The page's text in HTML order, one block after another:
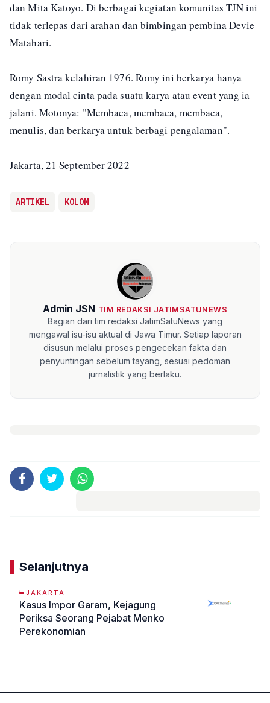
dan Mita Katoyo. Di berbagai kegiatan komunitas TJN ini
tidak terlepas dari arahan dan bimbingan pembina Devie
Matahari.
Romy Sastra kelahiran 1976. Romy ini berkarya hanya
dengan modal cinta pada suatu karya atau event yang ia
jalani. Motonya: "Membaca, membaca, membaca,
menulis, dan berkarya untuk berbagi pengalaman".
Jakarta, 21 September 2022
ARTIKEL KOLOM
Admin JSN TIM REDAKSI JATIMSATUNEWS
Bagian dari tim redaksi JatimSatuNews yang
mengawal isu-isu aktual di Jawa Timur. Setiap laporan
disusun melalui proses pengecekan fakta dan
penyuntingan sebelum tayang, sesuai pedoman
jurnalistik yang berlaku.
Selanjutnya
JAKARTA
Kasus Impor Garam, Kejagung
Periksa Seorang Pejabat Menko
Perekonomian